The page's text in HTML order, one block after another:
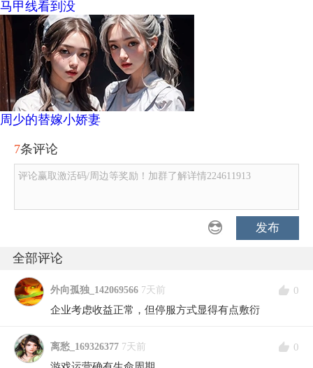
马甲线看到没
周少的替嫁小娇妻
7条评论
评论赢取激活码/周边等奖励！加群了解详情224611913
发布
全部评论
外向孤独_142069566 7天前
0
企业考虑收益正常，但停服方式显得有点敷衍
离愁_169326377 7天前
0